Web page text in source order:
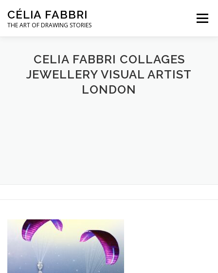
contenu
CÉLIA FABBRI
THE ART OF DRAWING STORIES
Menu
PROJETS POUR LA JOAILLERIE
OEUVRES D’ART
CELIA FABBRI COLLAGES
JEWELLERY VISUAL ARTIST
LONDON